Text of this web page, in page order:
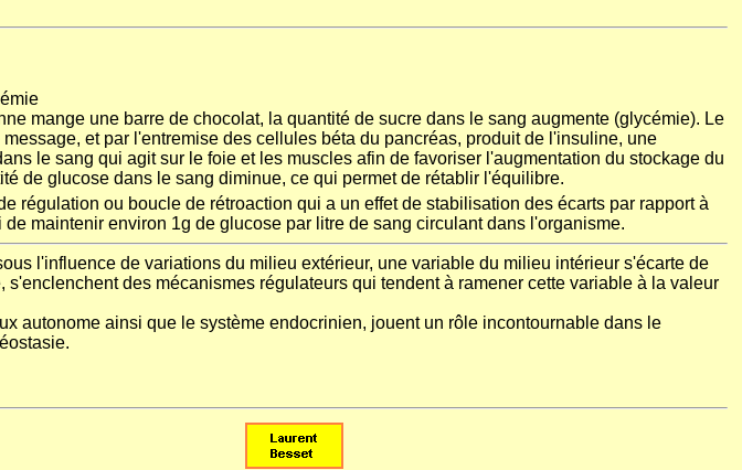
mange une barre de chocolat, la quantité de sucre dans le sang augmente (glycémie). Le
et par l'entremise des cellules béta du pancréas, produit de l'insuline, une
le sang qui agit sur le foie et les muscles afin de favoriser l'augmentation du stockage du
de glucose dans le sang diminue, ce qui permet de rétablir l'équilibre.
régulation ou boucle de rétroaction qui a un effet de stabilisation des écarts par rapport à
de maintenir environ 1g de glucose par litre de sang circulant dans l'organisme.
l'influence de variations du milieu extérieur, une variable du milieu intérieur s'écarte de
s'enclenchent des mécanismes régulateurs qui tendent à ramener cette variable à la valeur
autonome ainsi que le système endocrinien, jouent un rôle incontournable dans le